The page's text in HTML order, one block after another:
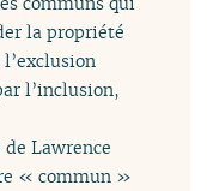
la propriété
l’inclusion,
de Lawrence
« commun »